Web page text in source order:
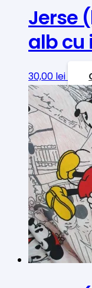
Jerse
alb cu
30,00 lei